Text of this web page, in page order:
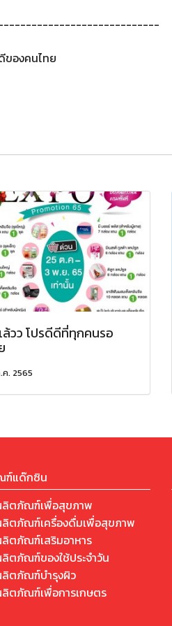
ของคนไทย
ล้วว โปรดีดีที่ทุกคนรอ
ค. 2565
ฑ์แด๊กซิน
ลิตภัณฑ์เพื่อสุขภาพ
ลิตภัณฑ์เครื่องดื่มเพื่อสุขภาพ
ตภัณฑ์เสริมอาหาร
ตภัณฑ์ของใช้ประจำวัน
ลิตภัณฑ์บำรุงผิว
ตภัณฑ์เพื่อการเกษตร